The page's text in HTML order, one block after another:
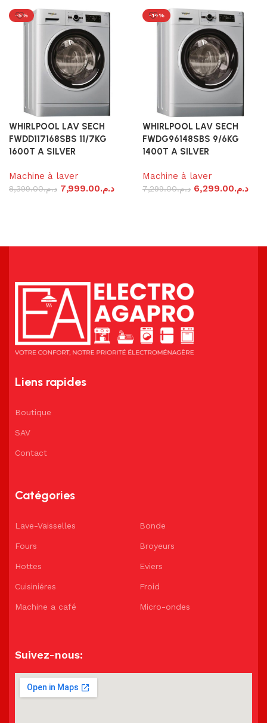
-5%
WHIRLPOOL LAV SECH
FWDD117168SBS 11/7KG
1600T A SILVER
Machine à laver
د.م.8,399.00 د.م.7,999.00
-14%
WHIRLPOOL LAV SECH
FWDG96148SBS 9/6KG
1400T A SILVER
Machine à laver
د.م.7,299.00 د.م.6,299.00
Liens rapides
Boutique
SAV
Contact
Catégories
Lave-Vaisselles
Fours
Hottes
Cuisiniéres
Machine a café
Bonde
Broyeurs
Eviers
Froid
Micro-ondes
Suivez-nous: